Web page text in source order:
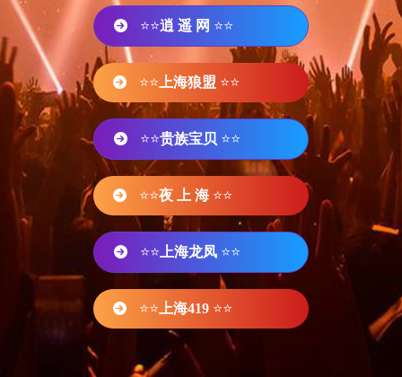
⭐⭐逍 遥 网 ⭐⭐
⭐⭐ 上海狼盟 ⭐⭐
⭐⭐贵族宝贝 ⭐⭐
⭐⭐夜 上 海 ⭐⭐
⭐⭐ 上海龙凤 ⭐⭐
⭐⭐ 上海419 ⭐⭐